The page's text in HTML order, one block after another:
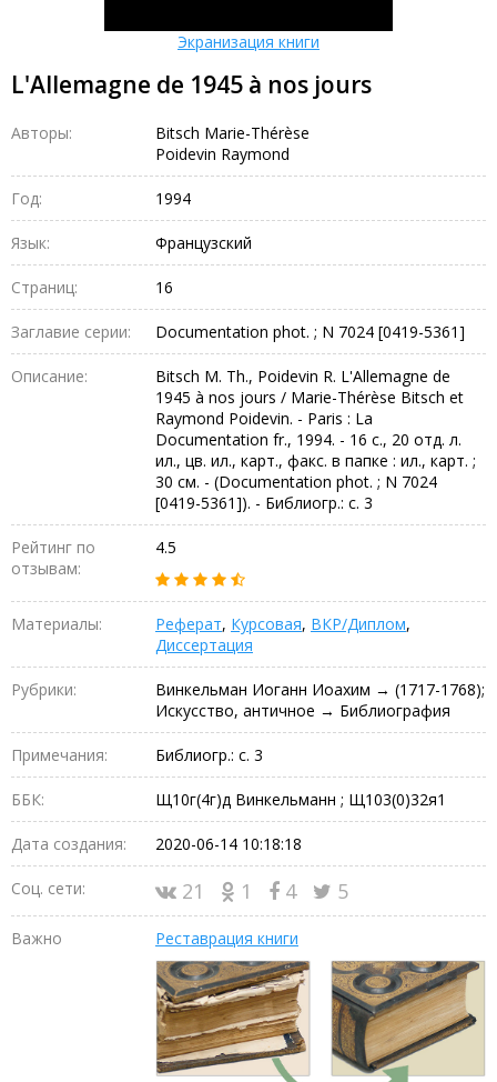
Экранизация книги
L'Allemagne de 1945 à nos jours
Авторы:
Bitsch Marie-Thérèse
Poidevin Raymond
Год: 1994
Язык: Французский
Страниц: 16
Заглавие серии: Documentation phot. ; N 7024 [0419-5361]
Описание:
Bitsch M. Th., Poidevin R. L'Allemagne de
1945 à nos jours / Marie-Thérèse Bitsch et
Raymond Poidevin. - Paris : La
Documentation fr., 1994. - 16 с., 20 отд. л.
ил., цв. ил., карт., факс. в папке : ил., карт. ;
30 см. - (Documentation phot. ; N 7024
[0419-5361]). - Библиогр.: с. 3
Рейтинг по
отзывам:
4.5
Материалы: Реферат, Курсовая, ВКР/Диплом,
Диссертация
Рубрики:
Винкельман Иоганн Иоахим → (1717-1768);
Искусство, античное → Библиография
Примечания: Библиогр.: с. 3
ББК: Щ10г(4г)д Винкельманн ; Щ103(0)32я1
Дата создания: 2020-06-14 10:18:18
Соц. сети: 21 1 4 5
Важно Реставрация книги